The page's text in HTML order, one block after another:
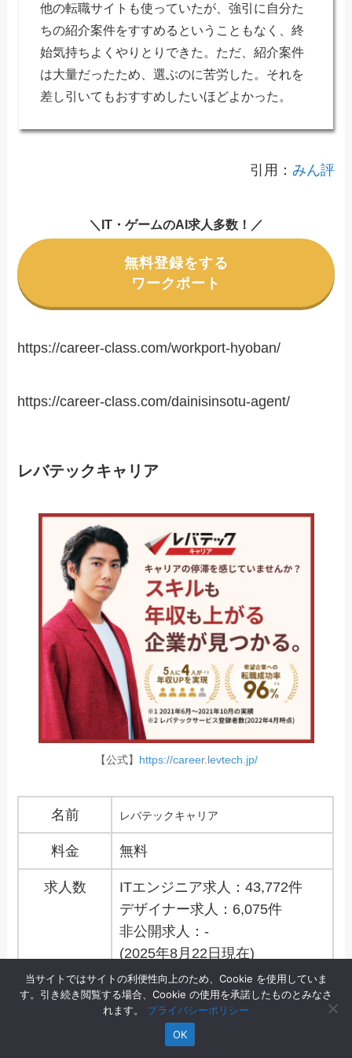
他の転職サイトも使っていたが、強引に自分た
ちの紹介案件をすすめるということもなく、終
始気持ちよくやりとりできた。ただ、紹介案件
は大量だったため、選ぶのに苦労した。それを
差し引いてもおすすめしたいほどよかった。
引用： みん評
＼IT・ゲームのAI求人多数！／
無料登録をする
ワークポート
https://career-class.com/workport-hyoban/
https://career-class.com/dainisinsotu-agent/
レバテックキャリア
【公式】 https://career.levtech.jp/
名前 レバテックキャリア
料金 無料
求人数
ITエンジニア求人：43,772件
デザイナー求人：6,075件
非公開求人：-
(2025年8月22日現在)
今の求人数：公式HP 参照
20代～40代
東京・神奈川・千葉・埼玉・大
当サイトではサイトの利便性向上のため、Cookie を使用していま
す。引き続き閲覧する場合、Cookie の使用を承諾したものとみなさ
れます。 プライバシーポリシー
OK